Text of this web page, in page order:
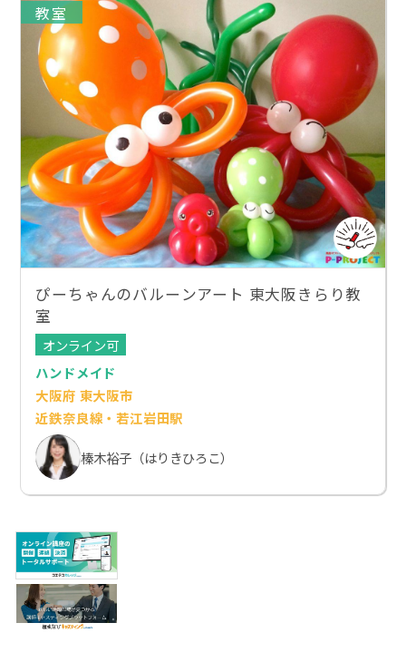
教室
ぴーちゃんのバルーンアート 東大阪きらり教
室
オンライン可
ハンドメイド
大阪府 東大阪市
近鉄奈良線・若江岩田駅
榛木裕子（はりきひろこ）